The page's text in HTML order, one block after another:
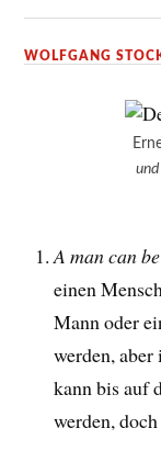
WOLFGANG
A man can
einen
Mann oder
werden,
kann bis auf
werden,